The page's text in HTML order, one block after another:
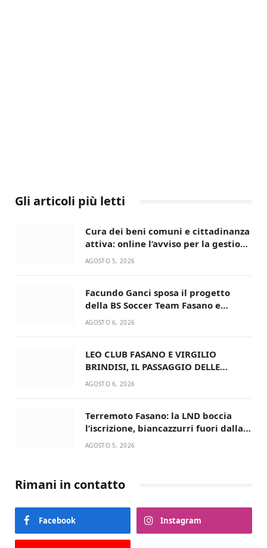
Gli articoli più letti
Cura dei beni comuni e cittadinanza
attiva: online l’avviso per la gestione
condivisa della Villetta di Laureto
AGOSTO 5, 2026
Facundo Ganci sposa il progetto
della BS Soccer Team Fasano e
ritorna in campo
AGOSTO 6, 2026
LEO CLUB FASANO E VIRGILIO
BRINDISI, IL PASSAGGIO DELLE
CONSEGNE RINNOVA UN’AMICIZIA
AGOSTO 6, 2026
Terremoto Fasano: la LND boccia
l’iscrizione, biancazzurri fuori dalla
Serie D
AGOSTO 5, 2026
Rimani in contatto
Facebook Instagram